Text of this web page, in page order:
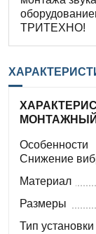
ТРИТЕХНО!
Особенности
Снижение
Материал
Размеры
Тип установки